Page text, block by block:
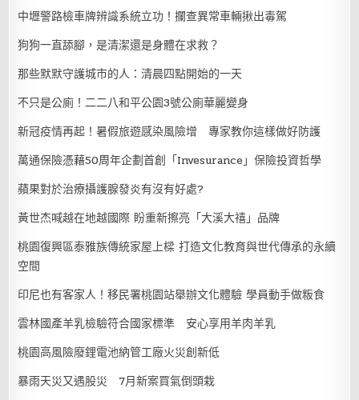
中壢警路檢車牌辨識系統立功！攔查異常車輛揪出毒駕
狗狗一直舔腳，是清潔還是身體在求救？
那些默默守護城市的人：清晨四點開始的一天
不只是公廁！二二八和平公園3號公廁華麗變身
新冠疫情再起！暑假旅遊感染風險增 專家教你這樣做好防護
萬通保險憑藉50周年企劃首創「Invesurance」保險投資哲學
蘋果對於治療攝護腺發炎有沒有好處?
黃世杰喊越在地越國際 盼重新擦亮「大溪大禧」品牌
桃園復興區泰雅族傳統家屋上樑 打造文化教育與世代傳承的永續
空間
印尼也有客家人！移民署桃園站舉辦文化體驗 學員動手做粄食
雲林國產羊乳檢驗符合國家標準 安心享用羊肉羊乳
桃園高風險廢鋰電池納管工廠火災創新低
暴雨天災又遇股災 7月新案買氣倒頭栽